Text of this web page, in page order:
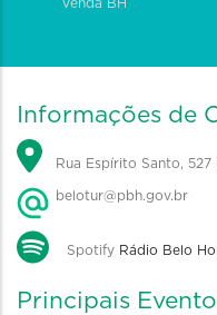
Venda BH
Informações de
Rua Espírito Santo,
belotur@pbh.gov.br
Spotify Rádio Belo
Principais